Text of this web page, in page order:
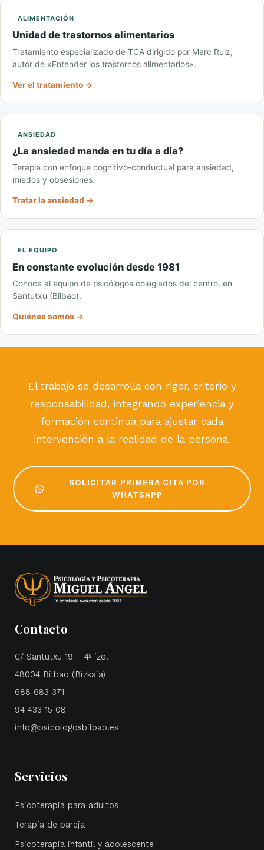
ALIMENTACIÓN
Unidad de trastornos alimentarios
Tratamiento especializado de TCA dirigido por Marc Ruiz,
autor de «Entender los trastornos alimentarios».
Ver el tratamiento →
ANSIEDAD
¿La ansiedad manda en tu día a día?
Terapia con enfoque cognitivo-conductual para ansiedad,
miedos y obsesiones.
Tratar la ansiedad →
EL EQUIPO
En constante evolución desde 1981
Conoce al equipo de psicólogos colegiados del centro, en
Santutxu (Bilbao).
Quiénes somos →
El trabajo se desarrolla con rigor, criterio y
responsabilidad, integrando experiencia y
formación continua para ajustar cada
intervención a la realidad de la persona.
SOLICITAR PRIMERA CITA POR
WHATSAPP
Contacto
C/ Santutxu 19 – 4º izq.
48004 Bilbao (Bizkaia)
688 683 371
94 433 15 08
info@psicologosbilbao.es
Servicios
Psicoterapia para adultos
Terapia de pareja
Psicoterapia infantil y adolescente